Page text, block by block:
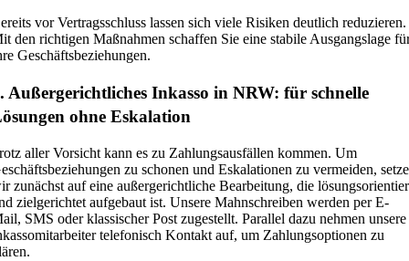
vor Vertragsschluss lassen sich viele Risiken deutlich reduzieren.
den richtigen Maßnahmen schaffen Sie eine stabile Ausgangslage
Geschäftsbeziehungen.
Außergerichtliches Inkasso in NRW: für schnelle
ohne Eskalation
aller Vorsicht kann es zu Zahlungsausfällen kommen. Um
zu schonen und Eskalationen zu vermeiden,
zunächst auf eine außergerichtliche Bearbeitung, die
zielgerichtet aufgebaut ist. Unsere Mahnschreiben werden per E-
SMS oder klassischer Post zugestellt. Parallel dazu nehmen unsere
telefonisch Kontakt auf, um Zahlungsoptionen zu